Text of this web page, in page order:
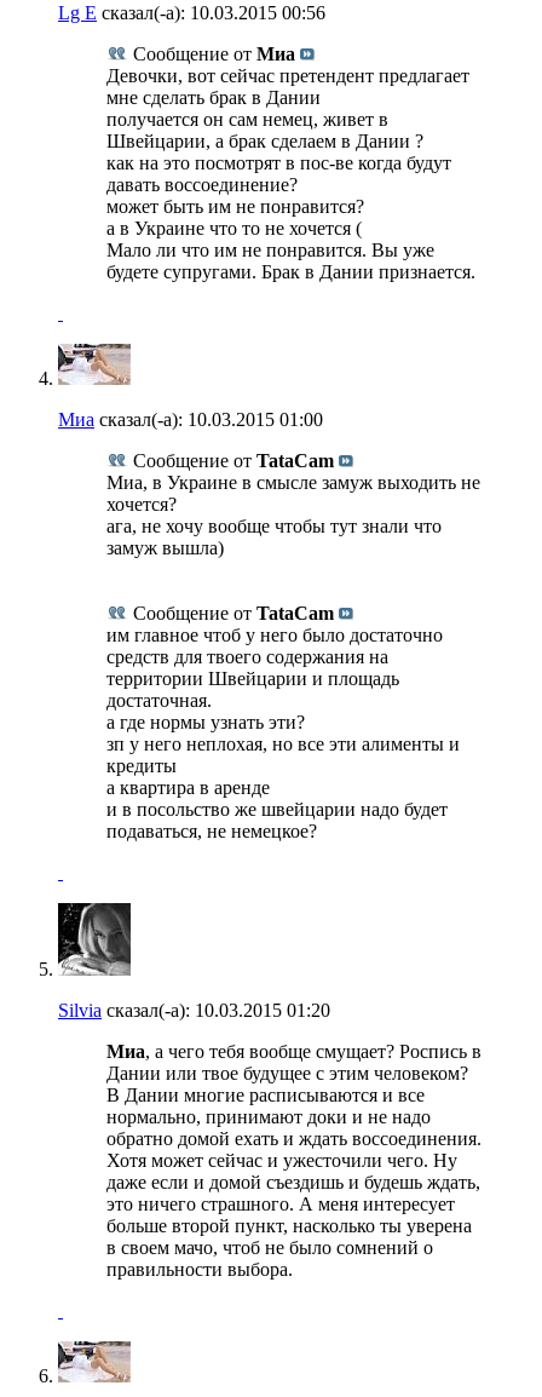
Lg E сказал(-а): 10.03.2015 00:56
Сообщение от Миа
Девочки, вот сейчас претендент предлагает
мне сделать брак в Дании
получается он сам немец, живет в
Швейцарии, а брак сделаем в Дании ?
как на это посмотрят в пос-ве когда будут
давать воссоединение?
может быть им не понравится?
а в Украине что то не хочется (
Мало ли что им не понравится. Вы уже
будете супругами. Брак в Дании признается.
Миа сказал(-а): 10.03.2015 01:00
Сообщение от TataCam
Миа, в Украине в смысле замуж выходить не
хочется?
ага, не хочу вообще чтобы тут знали что
замуж вышла)
Сообщение от TataCam
им главное чтоб у него было достаточно
средств для твоего содержания на
территории Швейцарии и площадь
достаточная.
а где нормы узнать эти?
зп у него неплохая, но все эти алименты и
кредиты
а квартира в аренде
и в посольство же швейцарии надо будет
подаваться, не немецкое?
Silvia сказал(-а): 10.03.2015 01:20
Миа, а чего тебя вообще смущает? Роспись в
Дании или твое будущее с этим человеком?
В Дании многие расписываются и все
нормально, принимают доки и не надо
обратно домой ехать и ждать воссоединения.
Хотя может сейчас и ужесточили чего. Ну
даже если и домой съездишь и будешь ждать,
это ничего страшного. А меня интересует
больше второй пункт, насколько ты уверена
в своем мачо, чтоб не было сомнений о
правильности выбора.